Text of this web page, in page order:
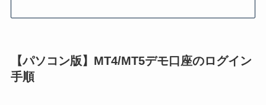
【パソコン版】MT4/MT5デモ口座のログイン
手順